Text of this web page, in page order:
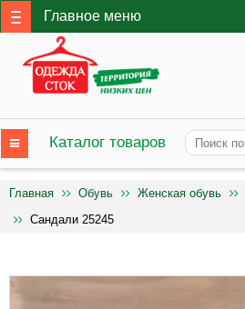
Главное меню
Каталог товаров
Главная Обувь Женская обувь
Сандали 25245